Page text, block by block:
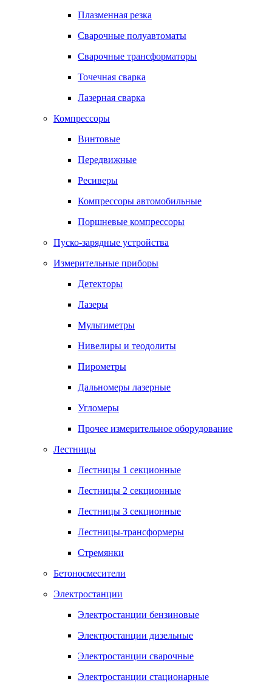
Плазменная резка
Сварочные полуавтоматы
Сварочные трансформаторы
Точечная сварка
Лазерная сварка
Компрессоры
Винтовые
Передвижные
Ресиверы
Компрессоры автомобильные
Поршневые компрессоры
Пуско-зарядные устройства
Измерительные приборы
Детекторы
Лазеры
Мультиметры
Нивелиры и теодолиты
Пирометры
Дальномеры лазерные
Угломеры
Прочее измерительное оборудование
Лестницы
Лестницы 1 секционные
Лестницы 2 секционные
Лестницы 3 секционные
Лестницы-трансформеры
Стремянки
Бетоносмесители
Электростанции
Электростанции бензиновые
Электростанции дизельные
Электростанции сварочные
Электростанции стационарные